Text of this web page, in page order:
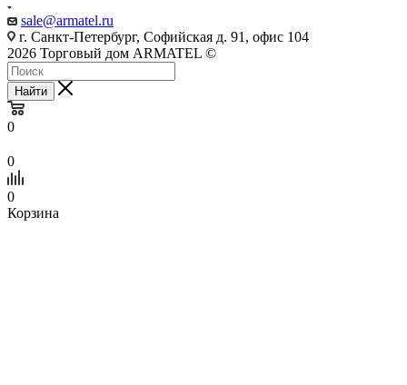
sale@armatel.ru
г. Санкт-Петербург, Софийская д. 91, офис 104
2026 Торговый дом ARMATEL ©
Найти
0
0
0
Корзина